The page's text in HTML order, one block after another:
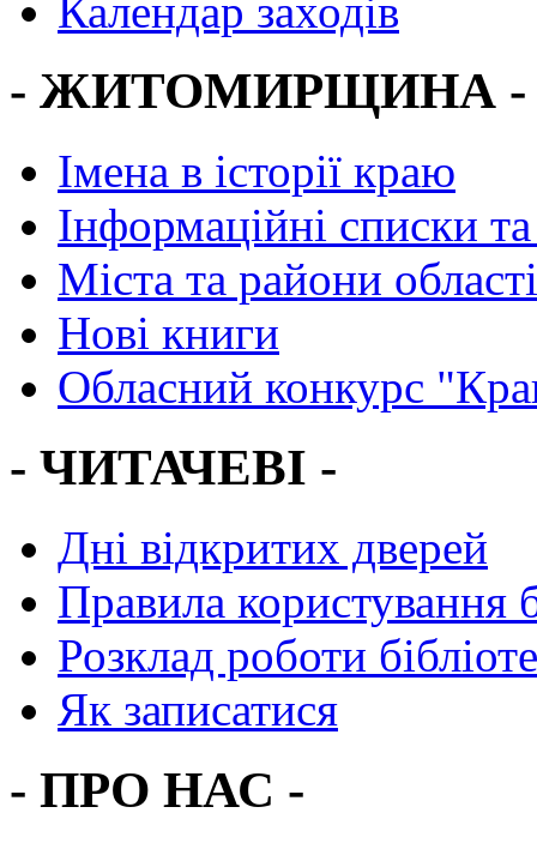
Календар заходів
- ЖИТОМИРЩИНА -
Імена в історії краю
Інформаційні списки
Міста та райони області
Нові книги
Обласний конкурс
- ЧИТАЧЕВІ -
Дні відкритих дверей
Правила користування
Розклад роботи
Як записатися
- ПРО НАС -